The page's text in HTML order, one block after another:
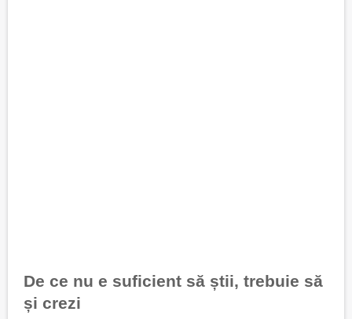
De ce nu e suficient să știi, trebuie să
și crezi